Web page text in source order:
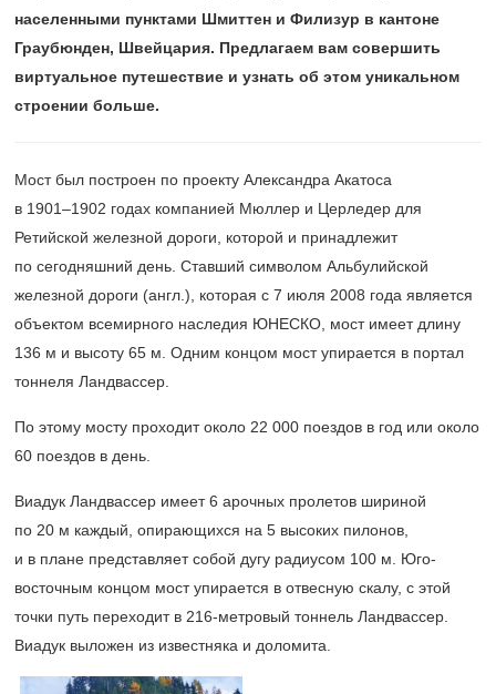
населенными пунктами Шмиттен и Филизур в кантоне
Граубюнден, Швейцария. Предлагаем вам совершить
виртуальное путешествие и узнать об этом уникальном
строении больше.
Мост был построен по проекту Александра Акатоса
в 1901–1902 годах компанией Мюллер и Церледер для
Ретийской железной дороги, которой и принадлежит
по сегодняшний день. Ставший символом Альбулийской
железной дороги (англ.), которая с 7 июля 2008 года является
объектом всемирного наследия ЮНЕСКО, мост имеет длину
136 м и высоту 65 м. Одним концом мост упирается в портал
тоннеля Ландвассер.
По этому мосту проходит около 22 000 поездов в год или около
60 поездов в день.
Виадук Ландвассер имеет 6 арочных пролетов шириной
по 20 м каждый, опирающихся на 5 высоких пилонов,
и в плане представляет собой дугу радиусом 100 м. Юго-
восточным концом мост упирается в отвесную скалу, с этой
точки путь переходит в 216-метровый тоннель Ландвассер.
Виадук выложен из известняка и доломита.